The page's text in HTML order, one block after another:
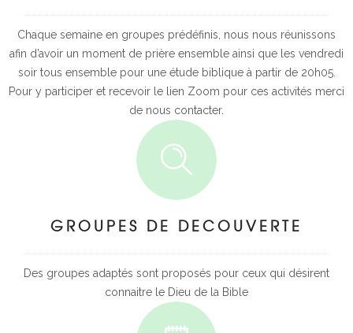
Chaque semaine en groupes prédéfinis, nous nous réunissons
afin d’avoir un moment de prière ensemble ainsi que les vendredi
soir tous ensemble pour une étude biblique à partir de 20h05.
Pour y participer et recevoir le lien Zoom pour ces activités merci
de nous contacter.
GROUPES DE DECOUVERTE
Des groupes adaptés sont proposés pour ceux qui désirent
connaitre le Dieu de la Bible